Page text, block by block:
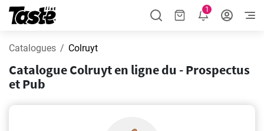
1
Catalogues Colruyt
Catalogue Colruyt en ligne du - Prospectus
et Pub